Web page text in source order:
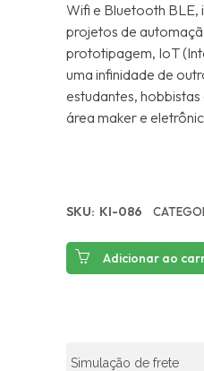
Wifi e Bluetooth BLE,
projetos de
prototipagem, IoT
uma infinidade de
estudantes,
área maker e
SKU: KI-086
Adicionar ao
Simulação de frete